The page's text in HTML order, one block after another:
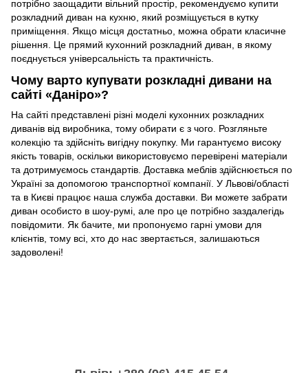
потрібно заощадити вільний простір, рекомендуємо купити
розкладний диван на кухню, який розміщується в кутку
приміщення. Якщо місця достатньо, можна обрати класичне
рішення. Це прямий кухонний розкладний диван, в якому
поєднується універсальність та практичність.
Чому варто купувати розкладні дивани на
сайті «Даніро»?
На сайті представлені різні моделі кухонних розкладних
диванів від виробника, тому обирати є з чого. Розгляньте
колекцію та здійсніть вигідну покупку. Ми гарантуємо високу
якість товарів, оскільки використовуємо перевірені матеріали
та дотримуємось стандартів. Доставка меблів здійснюється по
Україні за допомогою транспортної компанії. У Львові/області
та в Києві працює наша служба доставки. Ви можете забрати
диван особисто в шоу-румі, але про це потрібно заздалегідь
повідомити. Як бачите, ми пропонуємо гарні умови для
клієнтів, тому всі, хто до нас звертається, залишаються
задоволені!